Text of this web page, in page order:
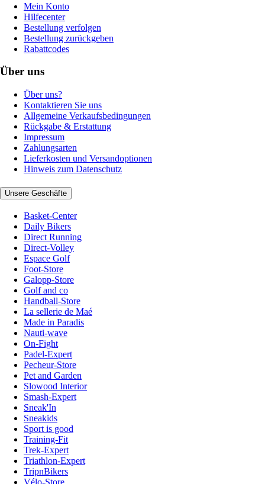
Mein Konto
Hilfecenter
Bestellung verfolgen
Bestellung zurückgeben
Rabattcodes
Über uns
Über uns?
Kontaktieren Sie uns
Allgemeine Verkaufsbedingungen
Rückgabe & Erstattung
Impressum
Zahlungsarten
Lieferkosten und Versandoptionen
Hinweis zum Datenschutz
Unsere Geschäfte
Basket-Center
Daily Bikers
Direct Running
Direct-Volley
Espace Golf
Foot-Store
Galopp-Store
Golf and co
Handball-Store
La sellerie de Maé
Made in Paradis
Nauti-wave
On-Fight
Padel-Expert
Pecheur-Store
Pet and Garden
Slowood Interior
Smash-Expert
Sneak'In
Sneakids
Sport is good
Training-Fit
Trek-Expert
Triathlon-Expert
TripnBikers
Vélo-Store